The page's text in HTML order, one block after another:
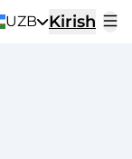
UZB Kirish